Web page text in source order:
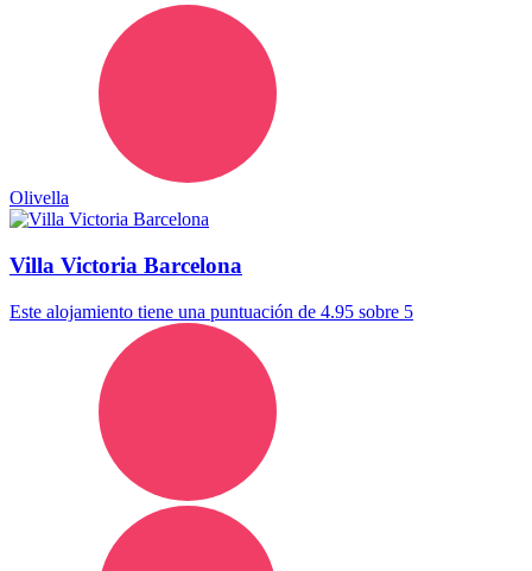
Olivella
Villa Victoria Barcelona
Este alojamiento tiene una puntuación de 4.95 sobre 5